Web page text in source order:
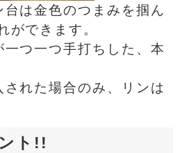
は金色のつまみを掴ん
ができます。
つ一つ手打ちした、本
れた場合のみ、リンは
ト!!